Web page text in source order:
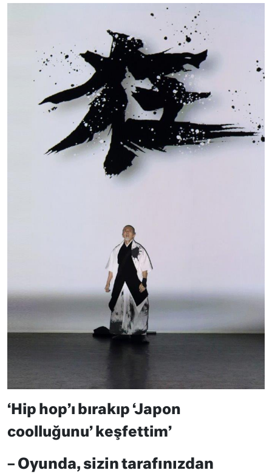
‘Hip hop’ı bırakıp ‘Japon
coolluğunu’ keşfettim’
– Oyunda, sizin tarafınızdan